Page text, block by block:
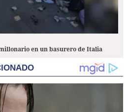
en un basurero de Italia